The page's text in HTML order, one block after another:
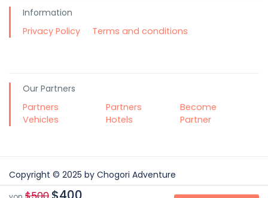
Information
Privacy Policy
Terms and conditions
Our Partners
Partners
Vehicles
Partners
Hotels
Become
Partner
Copyright © 2025 by Chogori Adventure
Your reports and suggestions are important to us